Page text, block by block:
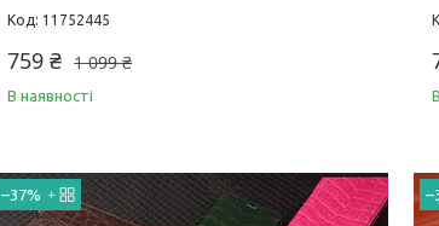
11752445
1 099 ₴
759 ₴
В наявності
–37%